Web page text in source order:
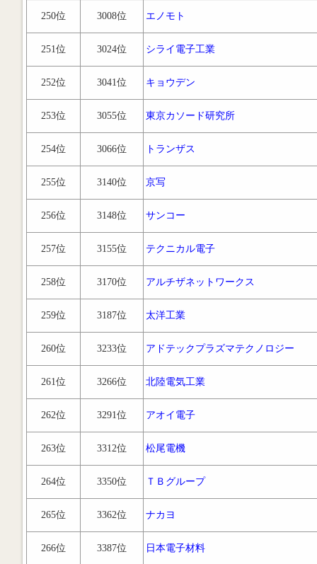
250位 3008位 エノモト
251位 3024位 シライ電子工業
252位 3041位 キョウデン
253位 3055位 東京カソード研究所
254位 3066位 トランザス
255位 3140位 京写
256位 3148位 サンコー
257位 3155位 テクニカル電子
258位 3170位 アルチザネットワークス
259位 3187位 太洋工業
260位 3233位 アドテックプラズマテクノロジー
261位 3266位 北陸電気工業
262位 3291位 アオイ電子
263位 3312位 松尾電機
264位 3350位 ＴＢグループ
265位 3362位 ナカヨ
266位 3387位 日本電子材料